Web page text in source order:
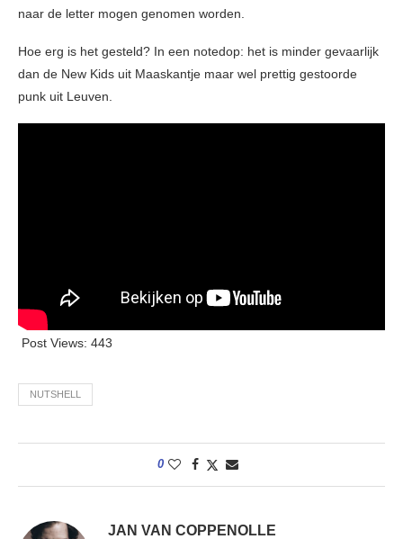
naar de letter mogen genomen worden.
Hoe erg is het gesteld? In een notedop: het is minder gevaarlijk
dan de New Kids uit Maaskantje maar wel prettig gestoorde
punk uit Leuven.
Post Views: 443
NUTSHELL
0
JAN VAN COPPENOLLE